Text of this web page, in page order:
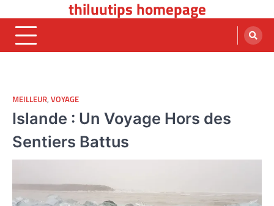
to
content
thiluutips homepage
MEILLEUR, VOYAGE
Islande : Un Voyage Hors des
Sentiers Battus